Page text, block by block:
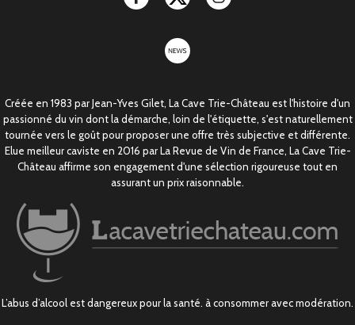
Créée en 1983 par Jean-Yves Gilet, La Cave Trie-Château est l'histoire d'un
passionné du vin dont la démarche, loin de l'étiquette, s'est naturellement
tournée vers le goût pour proposer une offre très subjective et différente.
Elue meilleur caviste en 2016 par La Revue de Vin de France, La Cave Trie-
Château affirme son engagement d'une sélection rigoureuse tout en
assurant un prix raisonnable.
L’abus d’alcool est dangereux pour la santé. à consommer avec modération.